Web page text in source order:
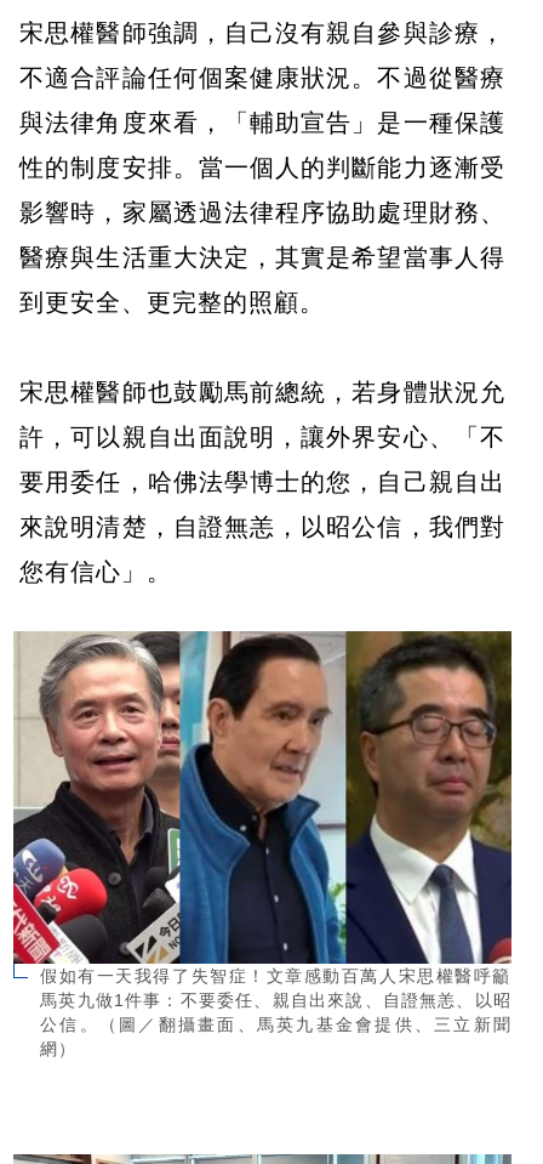
宋思權醫師強調，自己沒有親自參與診療，
不適合評論任何個案健康狀況。不過從醫療
與法律角度來看，「輔助宣告」是一種保護
性的制度安排。當一個人的判斷能力逐漸受
影響時，家屬透過法律程序協助處理財務、
醫療與生活重大決定，其實是希望當事人得
到更安全、更完整的照顧。
宋思權醫師也鼓勵馬前總統，若身體狀況允
許，可以親自出面說明，讓外界安心、「不
要用委任，哈佛法學博士的您，自己親自出
來說明清楚，自證無恙，以昭公信，我們對
您有信心」。
假如有一天我得了失智症！文章感動百萬人宋思權醫呼籲
馬英九做1件事：不要委任、親自出來說、自證無恙、以昭
公信。（圖／翻攝畫面、馬英九基金會提供、三立新聞
網）